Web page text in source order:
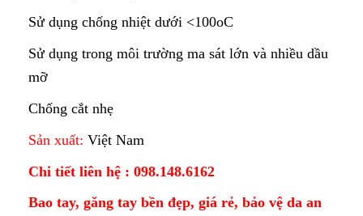
Sử dụng chống nhiệt dưới <100oC
Sử dụng trong môi trường ma sát lớn và nhiều dầu
mỡ
Chống cắt nhẹ
Sản xuất: Việt Nam
Chi tiết liên hệ : 098.148.6162
Bao tay, găng tay bền đẹp, giá rẻ, bảo vệ da an